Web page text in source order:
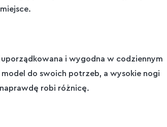
i wygodna w codziennym
do swoich potrzeb, a wysokie nogi
robi różnicę.